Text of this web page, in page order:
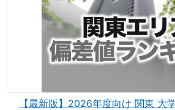
【最新版】2026年度向け 関東 大